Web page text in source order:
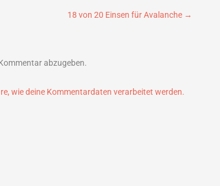
18 von 20 Einsen für Avalanche →
abzugeben.
wie deine Kommentardaten verarbeitet werden.